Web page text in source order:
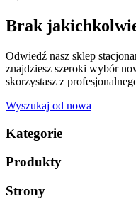
Brak
Odwiedź nasz sklep
znajdziesz szeroki wybór
skorzystasz z
Wyszukaj od nowa
Kategorie
Produkty
Strony